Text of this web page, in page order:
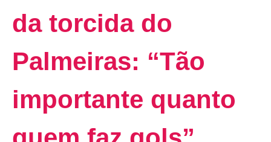
da torcida do
Palmeiras: “Tão
importante quanto